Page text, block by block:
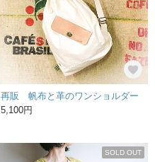
再販 帆布と革のワンショルダー
5,100円
SOLD OUT